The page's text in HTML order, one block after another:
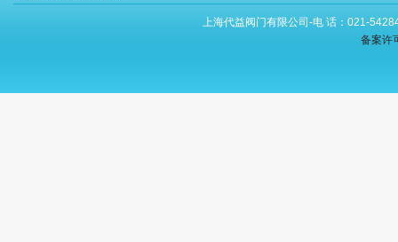
上海代益阀门有限公司-电 话：021-
备案许